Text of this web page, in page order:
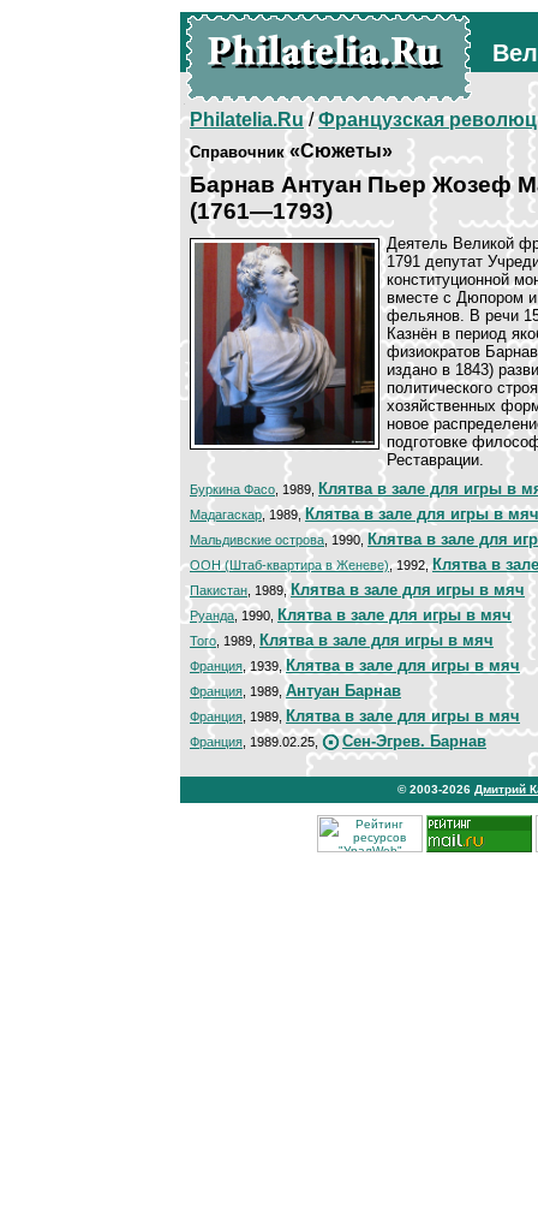
Philatelia.Ru/Французская
Справочник«Сюжеты»
Барнав Антуан Пьер Жозеф
(1761—1793)
Деятель Великой
1791 депутат
конституционной
вместе с Дюпором
фельянов. В речи
Казнён в период
физиократов
издано в 1843)
политического
хозяйственных
новое
подготовке
Реставрации.
Буркина Фасо , 1989, Клятва в зале для игры в
Мадагаскар, 1989, Клятва в зале для игры в мяч
Мальдивские острова , 1990, Клятва в зале для
ООН (Штаб-квартира в Женеве), 1992,Клятва в
Пакистан , 1989,Клятва в зале для игры в мяч
Руанда, 1990, Клятва в зале для игры в мяч
Того , 1989, Клятва в зале для игры в мяч
Франция , 1939,Клятва в зале для игры в мяч
Франция , 1989, Антуан Барнав
Франция , 1989, Клятва в зале для игры в мяч
Франция , 1989.02.25, Сен-Эгрев. Барнав
© 2003-2026 Дмитрий